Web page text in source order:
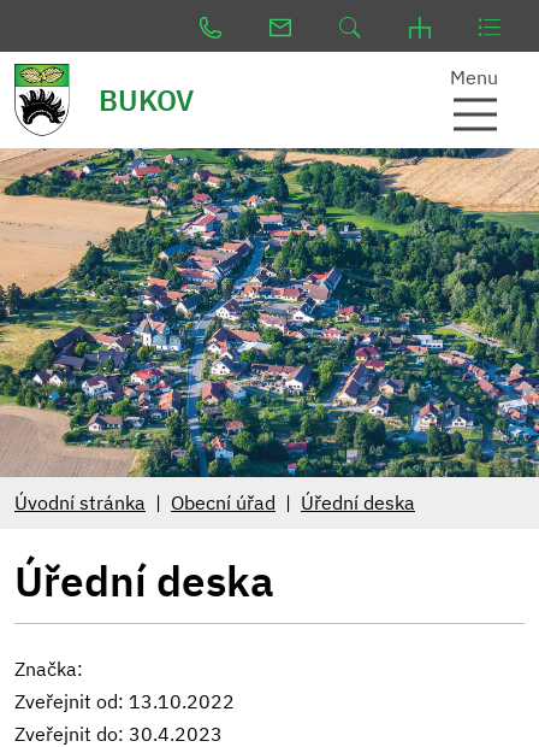
BUKOV
Menu
Úvodní stránka Obecní úřad Úřední deska
Úřední deska
Značka:
Zveřejnit od: 13.10.2022
Zveřejnit do: 30.4.2023